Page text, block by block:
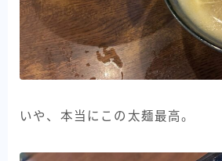
いや、本当にこの太麺最高。